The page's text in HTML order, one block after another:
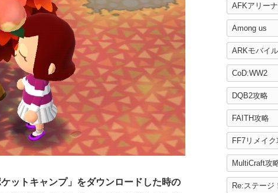
ットキャンプ」をダウンロードした時の
AFKアリー
Among us
ARKモバイル
CoD:WW2
DQB2攻略
FAITH攻略
FF7リメイク
MultiCraft攻